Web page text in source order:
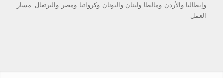
وإيطاليا والأردن ومالطا ولبنان واليونان وكرواتيا ومصر والبرتغال. مسار
العمل